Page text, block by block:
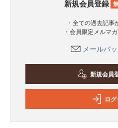
新規会員登録
・全ての過去記事
・会員限定メルマ
メールバ
新規会員
ロ